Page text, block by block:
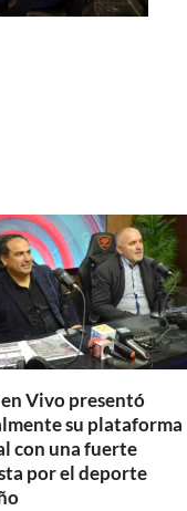
Vivo presentó
su plataforma
con una fuerte
por el deporte